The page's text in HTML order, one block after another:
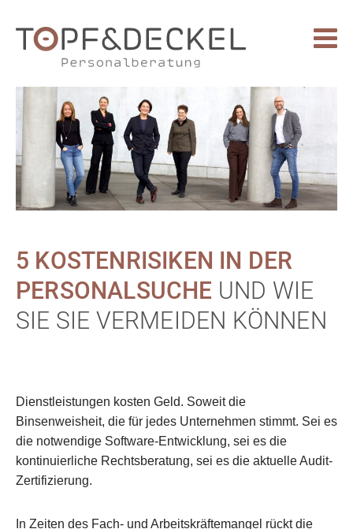
5 KOSTENRISIKEN IN DER
PERSONALSUCHE UND WIE
SIE SIE VERMEIDEN KÖNNEN
Dienstleistungen kosten Geld. Soweit die
Binsenweisheit, die für jedes Unternehmen stimmt. Sei es
die notwendige Software-Entwicklung, sei es die
kontinuierliche Rechtsberatung, sei es die aktuelle Audit-
Zertifizierung.
In Zeiten des Fach- und Arbeitskräftemangel rückt die